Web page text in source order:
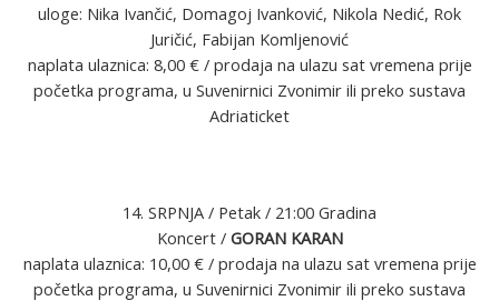
uloge: Nika Ivančić, Domagoj Ivanković, Nikola Nedić, Rok
Juričić, Fabijan Komljenović
naplata ulaznica: 8,00 € / prodaja na ulazu sat vremena prije
početka programa, u Suvenirnici Zvonimir ili preko sustava
Adriaticket
14. SRPNJA / Petak / 21:00 Gradina
Koncert / GORAN KARAN
naplata ulaznica: 10,00 € / prodaja na ulazu sat vremena prije
početka programa, u Suvenirnici Zvonimir ili preko sustava